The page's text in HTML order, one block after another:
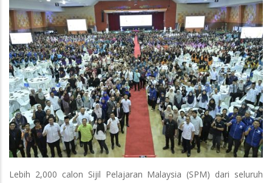
Lebih 2,000 calon Sijil Pelajaran Malaysia (SPM) dari seluruh